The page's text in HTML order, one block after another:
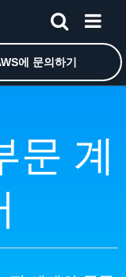
돌아가려면 여기를 클
에 문의하기
문 계